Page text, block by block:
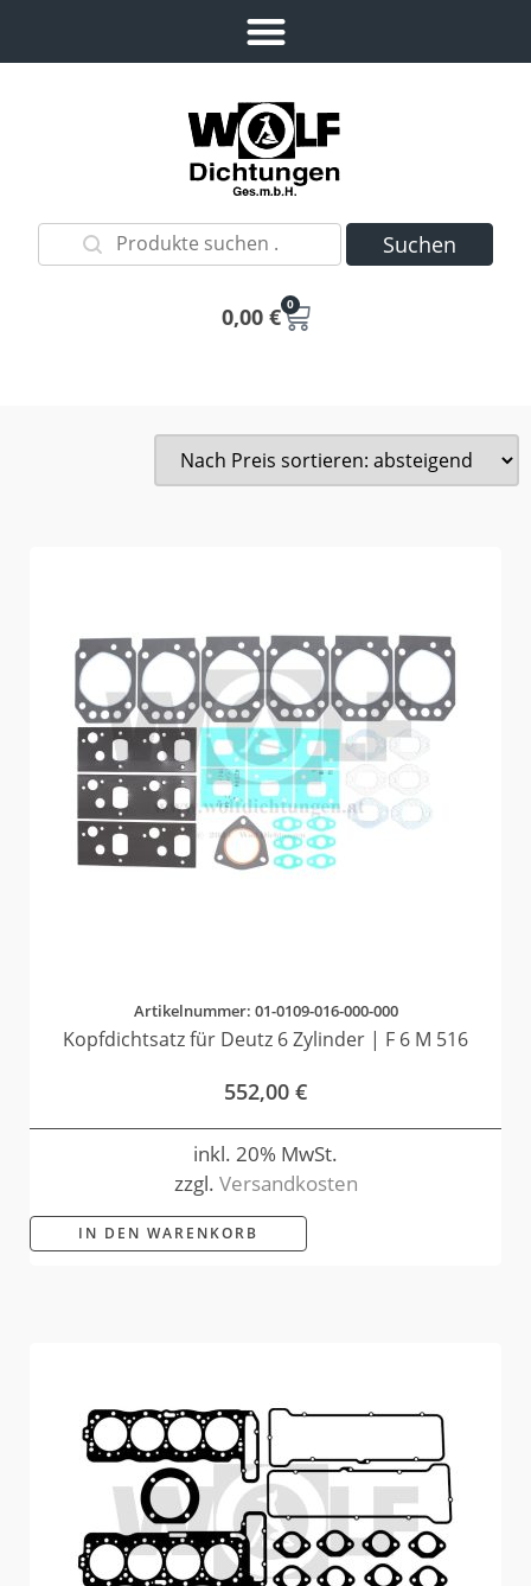
Suchen
0,00 € 0
Artikelnummer: 01-0109-016-000-000
Kopfdichtsatz für Deutz 6 Zylinder | F 6 M 516
552,00 €
inkl. 20% MwSt.
zzgl. Versandkosten
IN DEN WARENKORB